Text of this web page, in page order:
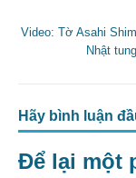
Video: Tờ Asahi
Nhật
Hãy bình luận
Để lại một